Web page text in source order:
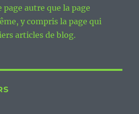
autre que la page
y compris la page qui
articles de blog.